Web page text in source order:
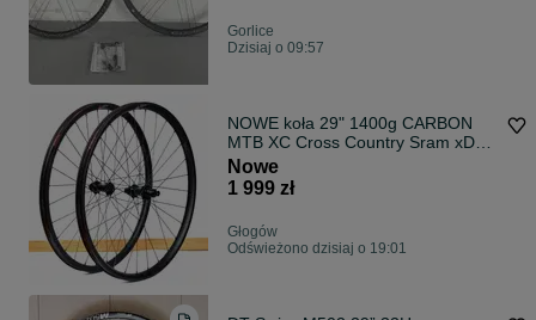
Gorlice
Dzisiaj o 09:57
NOWE koła 29" 1400g CARBON
MTB XC Cross Country Sram xD
szer. wew. 27mm lekkie komplet
przednie tylne przód tył Boost
karbon karbonowe Faktura VAT
Nowe
1 999 zł
Głogów
Odświeżono dzisiaj o 19:01